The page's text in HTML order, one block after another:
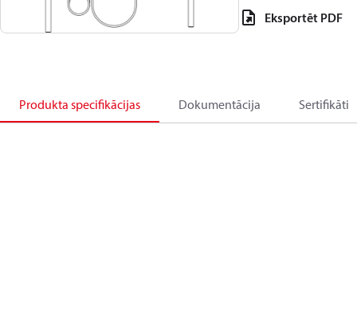
Eksportēt PDF
Produkta specifikācijas Dokumentācija Sertifikāti